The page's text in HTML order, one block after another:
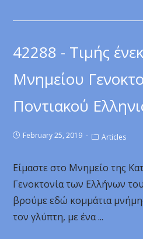
42288 - Τιμής
Μνημείου
Ποντιακού
February 25, 2019 Articles
Είμαστε στο Μνημείο της
Γενοκτονία των Ελλήνων
βρούμε εδώ κομμάτια
τον γλύπτη, με ένα ...